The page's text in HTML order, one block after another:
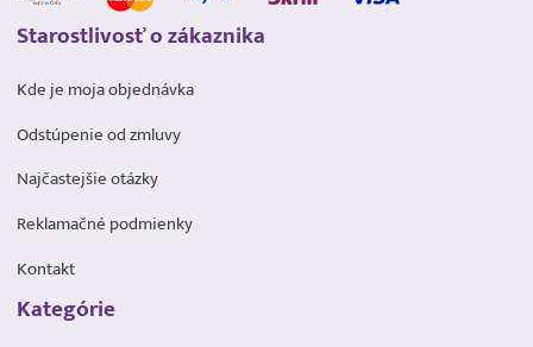
Starostlivosť o zákaznika
Kde je moja objednávka
Odstúpenie od zmluvy
Najčastejšie otázky
Reklamačné podmienky
Kontakt
Kategórie